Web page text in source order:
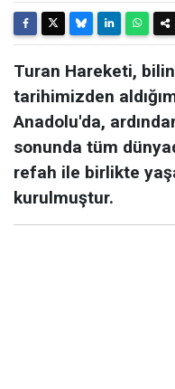
Turan Hareketi,
tarihimizden
Anadolu'da,
sonunda tüm
refah ile birlikte
kurulmuştur.